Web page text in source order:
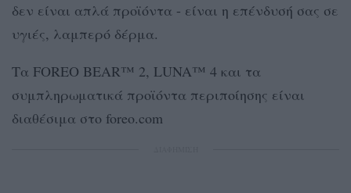
δεν είναι απλά προϊόντα - είναι η επένδυσή σας σε
υγιές, λαμπερό δέρμα.
Τα FOREO BEAR™ 2, LUNA™ 4 και τα
συμπληρωματικά προϊόντα περιποίησης είναι
διαθέσιμα στο foreo.com